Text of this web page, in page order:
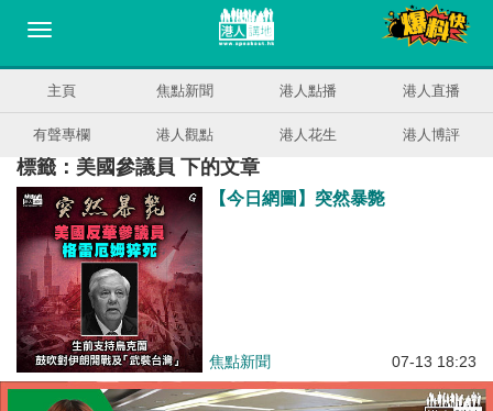
主頁 焦點新聞 港人點播 港人直播
有聲專欄 港人觀點 港人花生 港人博評
標籤：美國參議員 下的文章
【今日網圖】突然暴斃
焦點新聞 07-13 18:23